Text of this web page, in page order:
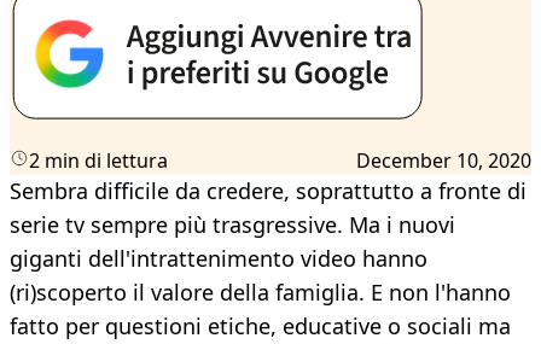
2 min di lettura December 10, 2020
Sembra difficile da credere, soprattutto a fronte di
serie tv sempre più trasgressive. Ma i nuovi
giganti dell'intrattenimento video hanno
(ri)scoperto il valore della famiglia. E non l'hanno
fatto per questioni etiche, educative o sociali ma